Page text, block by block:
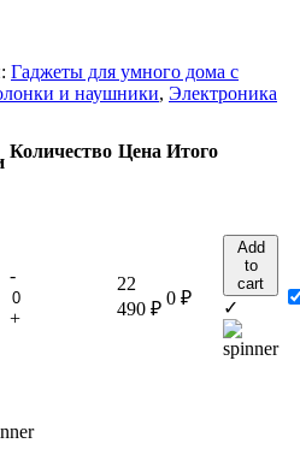
Гаджеты для умного дома с
и наушники, Электроника
Количество Цена Итого
-
+
22
490 ₽
0 ₽
Add
to
cart
✓